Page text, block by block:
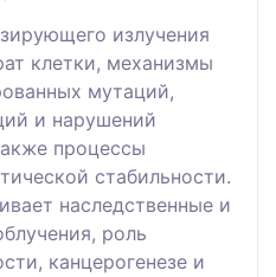
излучения
клетки, механизмы
мутаций,
и нарушений
процессы
стабильности.
наследственные и
роль
канцерогенезе и